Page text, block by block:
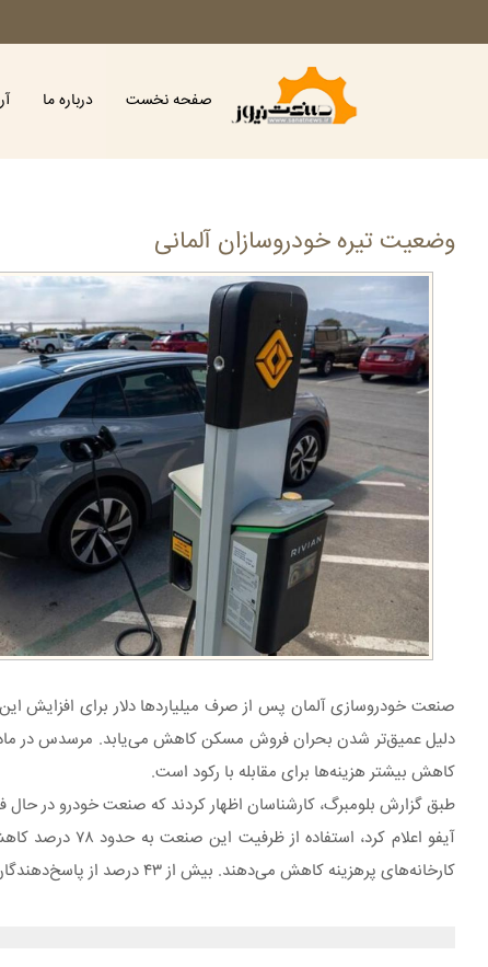
صفحه نخست درباره ما
وضعیت تیره خودروسازان آلمانی
صنعت خودروسازی آلمان پس از صرف میلیاردها دلار برای افزایش
دلیل عمیق‌تر شدن بحران فروش مسکن کاهش می‌یابد. مرسدس در ماه
کاهش بیشتر هزینه‌ها برای مقابله با رکود است.
طبق گزارش بلومبرگ، کارشناسان اظهار کردند که صنعت خودرو در حال
کارخانه‌های پرهزینه کاهش می‌دهند. بیش از ۴۳ درصد از پاسخ‌دهندگان از کمبود سفارشات شکایت داشتند که این رقم در آوریل ۲۹ درصد بود.